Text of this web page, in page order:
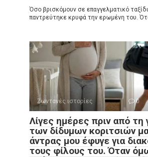
Όσο βρισκόμουν σε επαγγελματικό
παντρεύτηκε κρυφά την ερωμένη του.
Ζωντανές ιστορίες 0
Λίγες ημέρες πριν από τη
των δίδυμων κοριτσιών
άντρας μου έφυγε για
τους φίλους του. Όταν